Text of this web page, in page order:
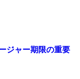
ジャー期限の重要